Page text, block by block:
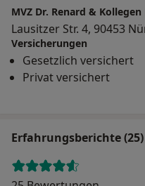
MVZ Dr. Renard &
Lausitzer Str. 4, 90453
Versicherungen
Gesetzlich versichert
Privat versichert
Erfahrungsberichte (25)